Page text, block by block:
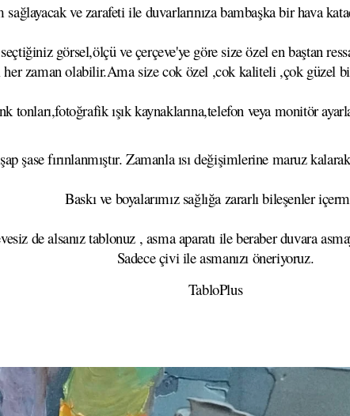
ve zarafeti ile duvarlarınıza bambaşka bir hava
görsel,ölçü ve çerçeve'ye göre size özel en baştan
her zaman olabilir.Ama size cok özel ,cok kaliteli ,çok güzel
tonları,fotoğrafik ışık kaynaklarına,telefon veya monitör
şase fırınlanmıştır. Zamanla ısı değişimlerine maruz
Baskı ve boyalarımız sağlığa zararlı bileşenler
de alsanız tablonuz , asma aparatı ile beraber duvara
Sadece çivi ile asmanızı öneriyoruz.
TabloPlus